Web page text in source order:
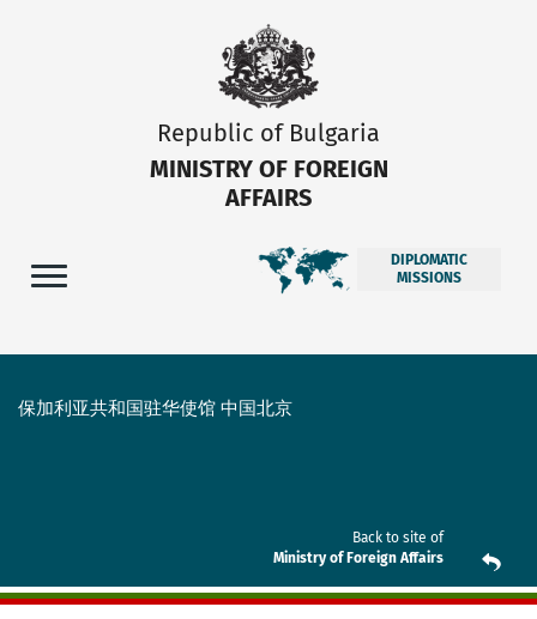
Republic of Bulgaria
MINISTRY OF FOREIGN
AFFAIRS
DIPLOMATIC
MISSIONS
保加利亚共和国驻华使馆 中国北京
Back to site of
Ministry of Foreign Affairs